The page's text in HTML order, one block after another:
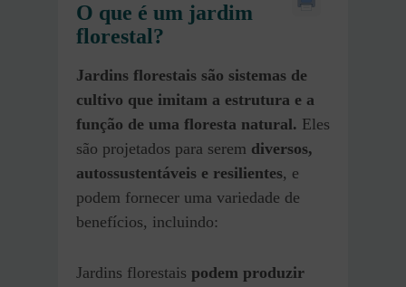
O que é um jardim
florestal?
Jardins florestais são sistemas de
cultivo que imitam a estrutura e a
função de uma floresta natural. Eles
são projetados para serem diversos,
autossustentáveis ​​e resilientes, e
podem fornecer uma variedade de
benefícios, incluindo:
Jardins florestais podem produzir